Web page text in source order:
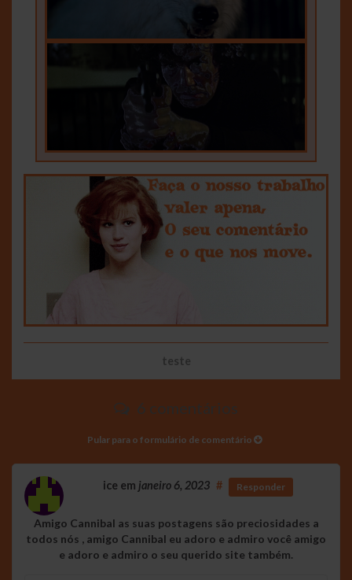
teste
6 comentários
Pular para o formulário de comentário
ice em janeiro 6, 2023 # Responder
Amigo Cannibal as suas postagens são preciosidades a
todos nós , amigo Cannibal eu adoro e admiro você amigo
e adoro e admiro o seu querido site também.